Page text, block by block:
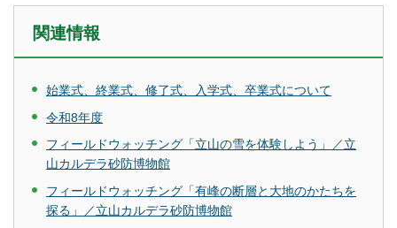
関連情報
始業式、終業式、修了式、入学式、卒業式について
令和8年度
フィールドウォッチング「立山の雪を体験しよう」／立
山カルデラ砂防博物館
フィールドウォッチング「有峰の断層と大地のかたちを
探る」／立山カルデラ砂防博物館